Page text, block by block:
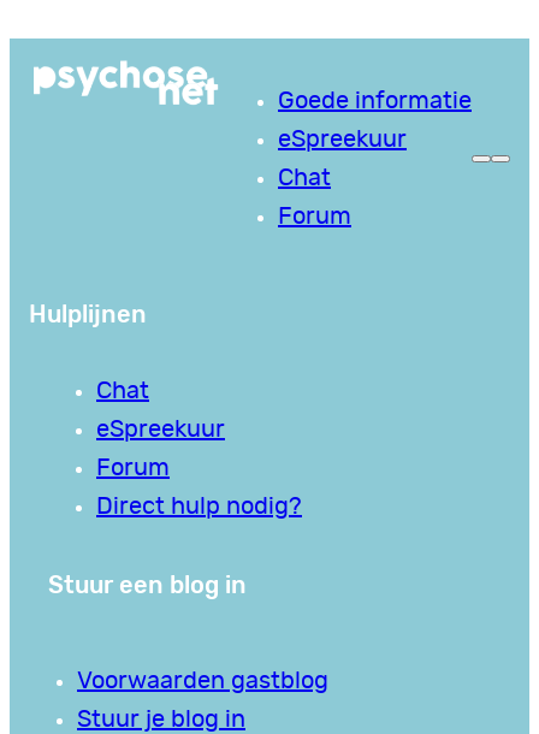
naar
Goede informatie
eSpreekuur
Chat
Forum
Hulplijnen
Chat
eSpreekuur
Forum
Direct hulp nodig?
Stuur een blog in
Voorwaarden gastblog
Stuur je blog in